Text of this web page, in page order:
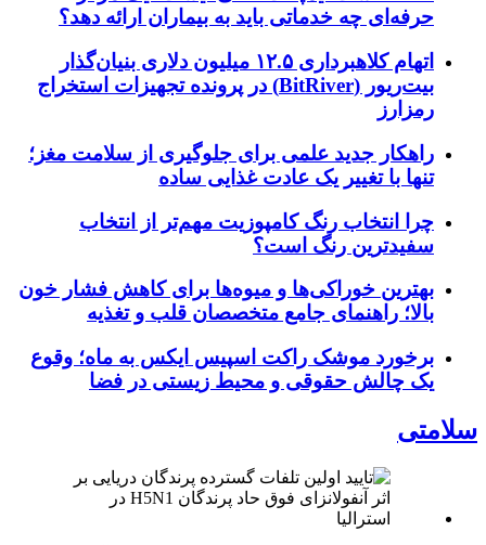
حرفه‌ای چه خدماتی باید به بیماران ارائه دهد؟
اتهام کلاهبرداری ۱۲.۵ میلیون دلاری بنیان‌گذار
بیت‌ریور (BitRiver) در پرونده تجهیزات استخراج
رمزارز
راهکار جدید علمی برای جلوگیری از سلامت مغز؛
تنها با تغییر یک عادت غذایی ساده
چرا انتخاب رنگ کامپوزیت مهم‌تر از انتخاب
سفیدترین رنگ است؟
بهترین خوراکی‌ها و میوه‌ها برای کاهش فشار خون
بالا؛ راهنمای جامع متخصصان قلب و تغذیه
برخورد موشک راکت اسپیس ایکس به ماه؛ وقوع
یک چالش حقوقی و محیط زیستی در فضا
سلامتی